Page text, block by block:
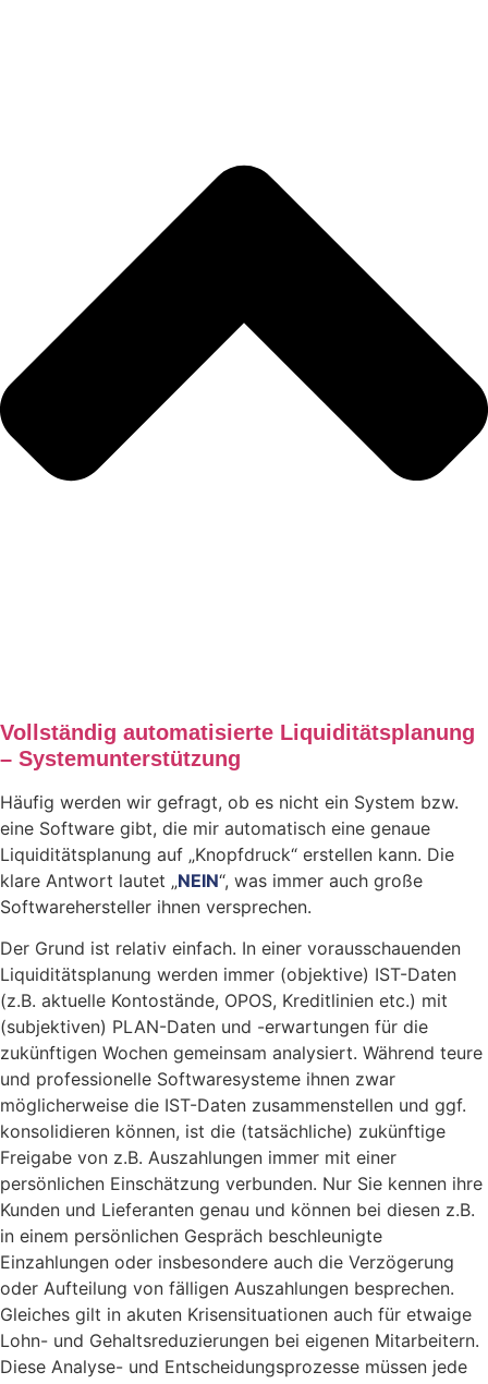
Vollständig automatisierte Liquiditätsplanung
– Systemunterstützung
Häufig werden wir gefragt, ob es nicht ein System bzw.
eine Software gibt, die mir automatisch eine genaue
Liquiditätsplanung auf „Knopfdruck“ erstellen kann. Die
klare Antwort lautet „NEIN“, was immer auch große
Softwarehersteller ihnen versprechen.
Der Grund ist relativ einfach. In einer vorausschauenden
Liquiditätsplanung werden immer (objektive) IST-Daten
(z.B. aktuelle Kontostände, OPOS, Kreditlinien etc.) mit
(subjektiven) PLAN-Daten und -erwartungen für die
zukünftigen Wochen gemeinsam analysiert. Während teure
und professionelle Softwaresysteme ihnen zwar
möglicherweise die IST-Daten zusammenstellen und ggf.
konsolidieren können, ist die (tatsächliche) zukünftige
Freigabe von z.B. Auszahlungen immer mit einer
persönlichen Einschätzung verbunden. Nur Sie kennen ihre
Kunden und Lieferanten genau und können bei diesen z.B.
in einem persönlichen Gespräch beschleunigte
Einzahlungen oder insbesondere auch die Verzögerung
oder Aufteilung von fälligen Auszahlungen besprechen.
Gleiches gilt in akuten Krisensituationen auch für etwaige
Lohn- und Gehaltsreduzierungen bei eigenen Mitarbeitern.
Diese Analyse- und Entscheidungsprozesse müssen jede